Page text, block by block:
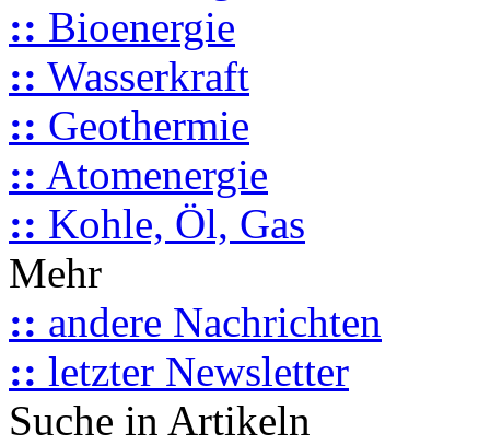
:: Bioenergie
:: Wasserkraft
:: Geothermie
:: Atomenergie
:: Kohle, Öl, Gas
Mehr
:: andere Nachrichten
:: letzter Newsletter
Suche in Artikeln